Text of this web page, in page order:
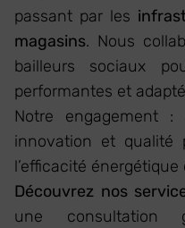
passant par les
magasins. Nous
bailleurs sociaux
performantes et
Notre engagement :
innovation et qualité
l’efficacité
Découvrez nos
une